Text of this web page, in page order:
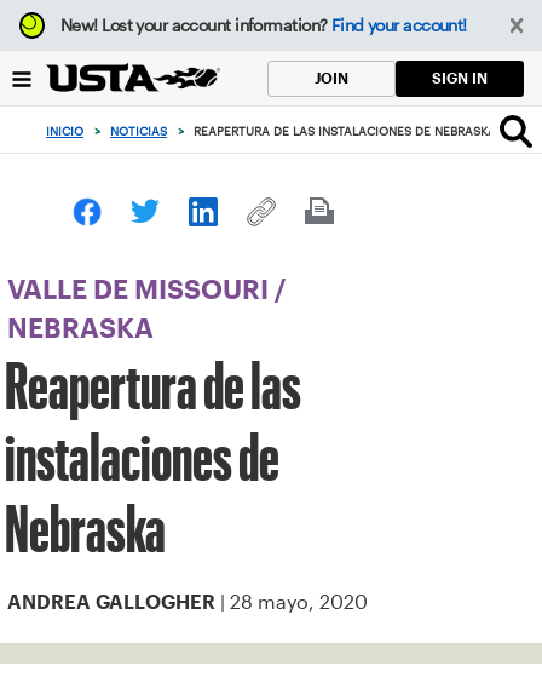
Enfoque
desde
botón
volver
principio
New!Lost your account information? Find your account!
JOIN SIGN IN
INICIO > NOTICIAS > REAPERTURA DE LAS INSTALACIONES DE NEBRASKA
VALLE DE MISSOURI
/
NEBRASKA
Reapertura de las
instalaciones de
Nebraska
ANDREA GALLOGHER | 28 mayo, 2020